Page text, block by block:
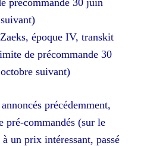
époque IV, transkit
de précommande 30
suivant)
précédemment,
pré-commandés (sur le
un prix intéressant, passé